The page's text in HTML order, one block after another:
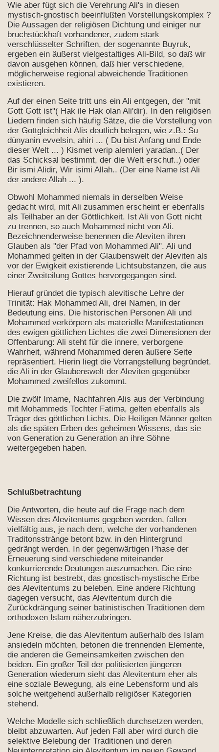
Wie aber fügt sich die Verehrung Ali's in diesen
mystisch-gnostisch beeinflußten Vorstellungskomplex ?
Die Aussagen der religiösen Dichtung und einiger nur
bruchstückhaft vorhandener, zudem stark
verschlüsselter Schriften, der sogenannte Buyruk,
ergeben ein äußerst vielgestaltiges Ali-Bild, so daß wir
davon ausgehen können, daß hier verschiedene,
möglicherweise regional abweichende Traditionen
existieren.
Auf der einen Seite tritt uns ein Ali entgegen, der "mit
Gott Gott ist"( Hak ile Hak olan Ali'dir). In den religiösen
Liedern finden sich häufig Sätze, die die Vorstellung von
der Gottgleichheit Alis deutlich belegen, wie z.B.: Su
dünyanin evvelsin, ahiri ... ( Du bist Anfang und Ende
dieser Welt ... ) Kismet verip alemleri yaradan..( Der
das Schicksal bestimmt, der die Welt erschuf..) oder
Bir ismi Alidir, Wir isimi Allah.. (Der eine Name ist Ali
der andere Allah ... ).
Obwohl Mohammed niemals in derselben Weise
gedacht wird, mit Ali zusammen erscheint er ebenfalls
als Teilhaber an der Göttlichkeit. Ist Ali von Gott nicht
zu trennen, so auch Mohammed nicht von Ali.
Bezeichnenderweise benennen die Aleviten ihren
Glauben als "der Pfad von Mohammed Ali". Ali und
Mohammed gelten in der Glaubenswelt der Aleviten als
vor der Ewigkeit existierende Lichtsubstanzen, die aus
einer Zweiteilung Gottes hervorgegangen sind.
Hierauf gründet die typisch alevitische Lehre der
Trinität: Hak Mohammed Ali, drei Namen, in der
Bedeutung eins. Die historischen Personen Ali und
Mohammed verkörpern als materielle Manifestationen
des ewigen göttlichen Lichtes die zwei Dimensionen der
Offenbarung: Ali steht für die innere, verborgene
Wahrheit, während Mohammed deren äußere Seite
repräsentiert. Hierin liegt die Vorrangstellung begründet,
die Ali in der Glaubenswelt der Aleviten gegenüber
Mohammed zweifellos zukommt.
Die zwölf Imame, Nachfahren Alis aus der Verbindung
mit Mohammeds Tochter Fatima, gelten ebenfalls als
Träger des göttlichen Lichts. Die Heiligen Männer gelten
als die späten Erben des geheimen Wissens, das sie
von Generation zu Generation an ihre Söhne
weitergegeben haben.
Schlußbetrachtung
Die Antworten, die heute auf die Frage nach dem
Wissen des Alevitentums gegeben werden, fallen
vielfältig aus, je nach dem, welche der vorhandenen
Traditonsstränge betont bzw. in den Hintergrund
gedrängt werden. In der gegenwärtigen Phase der
Erneuerung sind verschiedene miteinander
konkurrierende Deutungen auszumachen. Die eine
Richtung ist bestrebt, das gnostisch-mystische Erbe
des Alevitentums zu beleben. Eine andere Richtung
dagegen versucht, das Alevitentum durch die
Zurückdrängung seiner batinistischen Traditionen dem
orthodoxen Islam näherzubringen.
Jene Kreise, die das Alevitentum außerhalb des Islam
ansiedeln möchten, betonen die trennenden Elemente,
die anderen die Gemeinsamkeiten zwischen den
beiden. Ein großer Teil der politisierten jüngeren
Generation wiederum sieht das Alevitentum eher als
eine soziale Bewegung, als eine Lebensform und als
solche weitgehend außerhalb religiöser Kategorien
stehend.
Welche Modelle sich schließlich durchsetzen werden,
bleibt abzuwarten. Auf jeden Fall aber wird durch die
selektive Belebung der Traditionen und deren